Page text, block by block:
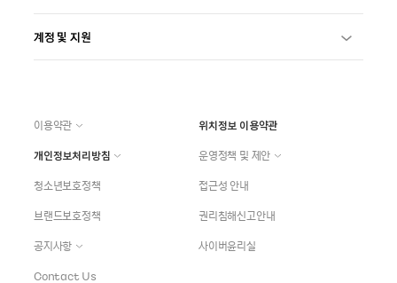
계정 및 지원
이용약관
위치정보 이용약관
개인정보처리방침
운영정책 및 제안
청소년보호정책
접근성 안내
브랜드보호정책
권리침해신고안내
공지사항
사이버윤리실
Contact Us